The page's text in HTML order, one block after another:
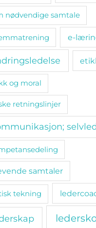
nødvendige samtale
e-
og moral
retningslinjer
samtaler
tekning